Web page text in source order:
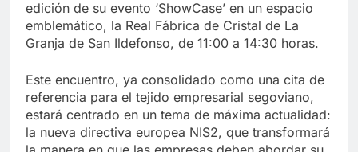
edición de su evento ‘ShowCase’ en un espacio
emblemático, la Real Fábrica de Cristal de La
Granja de San Ildefonso, de 11:00 a 14:30 horas.
Este encuentro, ya consolidado como una cita de
referencia para el tejido empresarial segoviano,
estará centrado en un tema de máxima actualidad:
la nueva directiva europea NIS2, que transformará